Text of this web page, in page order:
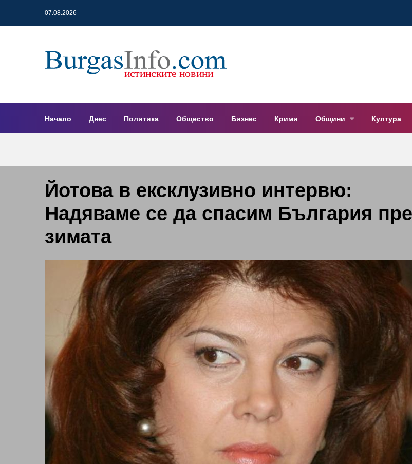
07.08.2026
Начало Днес Политика Общество Бизнес Крими Общини Култура
Йотова в ексклузивно интервю:
Надяваме се да спасим България
зимата